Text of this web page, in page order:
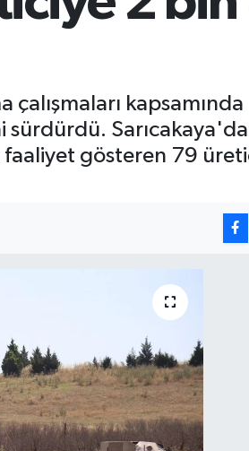
çalışmaları
gösteren 79